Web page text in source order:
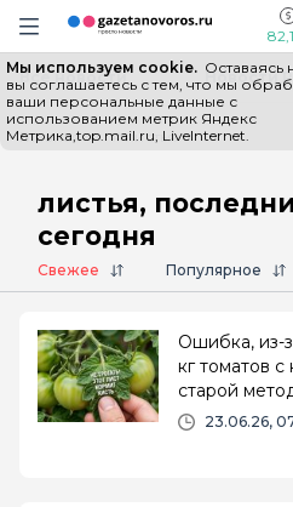
Информационный портал
Навигация сайта
Мы используем cookie. Оставаясь
вы соглашаетесь с тем, что мы
ваши персональные данные с
использованием метрик Яндекс
Метрика,top.mail.ru, LiveInternet.
Все новости Новости
Главная # листья
листья,
сегодня
Свежее Популярное
Ошибка, из-
кг томатов с
старой
23.06.26,